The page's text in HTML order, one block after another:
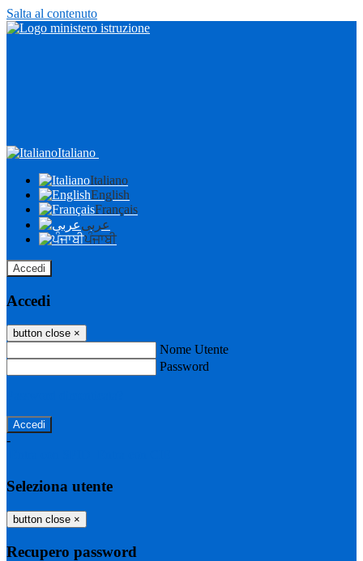
Salta al contenuto
Italiano
Italiano
English
Français
عربى
ਪੰਜਾਬੀ
Accedi
Accedi
button close ×
Nome Utente
Password
-
Seleziona utente
button close ×
Recupero password